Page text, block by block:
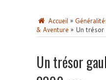
Accueil »
& Aventure » Un trésor
Un trésor